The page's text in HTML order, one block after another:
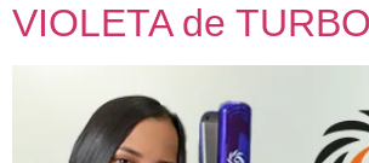
VIOLETA de